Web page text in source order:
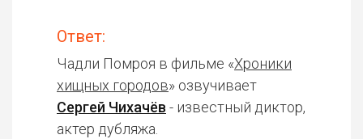
Ответ:
Чадли Помроя в фильме «Хроники
хищных городов» озвучивает
Сергей Чихачёв - известный диктор,
актер дубляжа.